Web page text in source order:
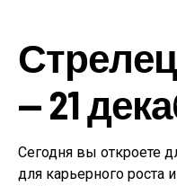
— 21
Сегодня вы откроете
для карьерного роста